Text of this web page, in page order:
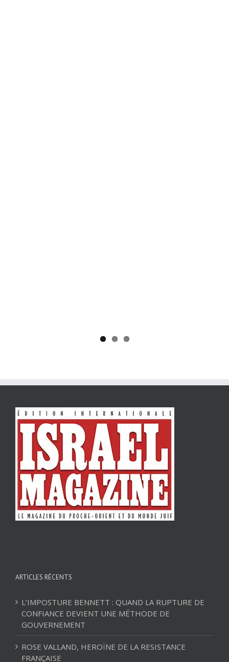
ARTICLES RÉCENTS
L’IMPOSTURE BENNETT : QUAND LA RUPTURE DE
CONFIANCE DEVIENT UNE MÉTHODE DE
GOUVERNEMENT
ROSE VALLAND, HEROÏNE DE LA RESISTANCE
FRANÇAISE